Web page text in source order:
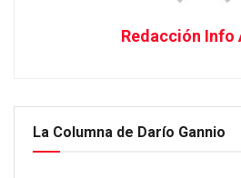
Redacción Info
La Columna de Darío Gannio